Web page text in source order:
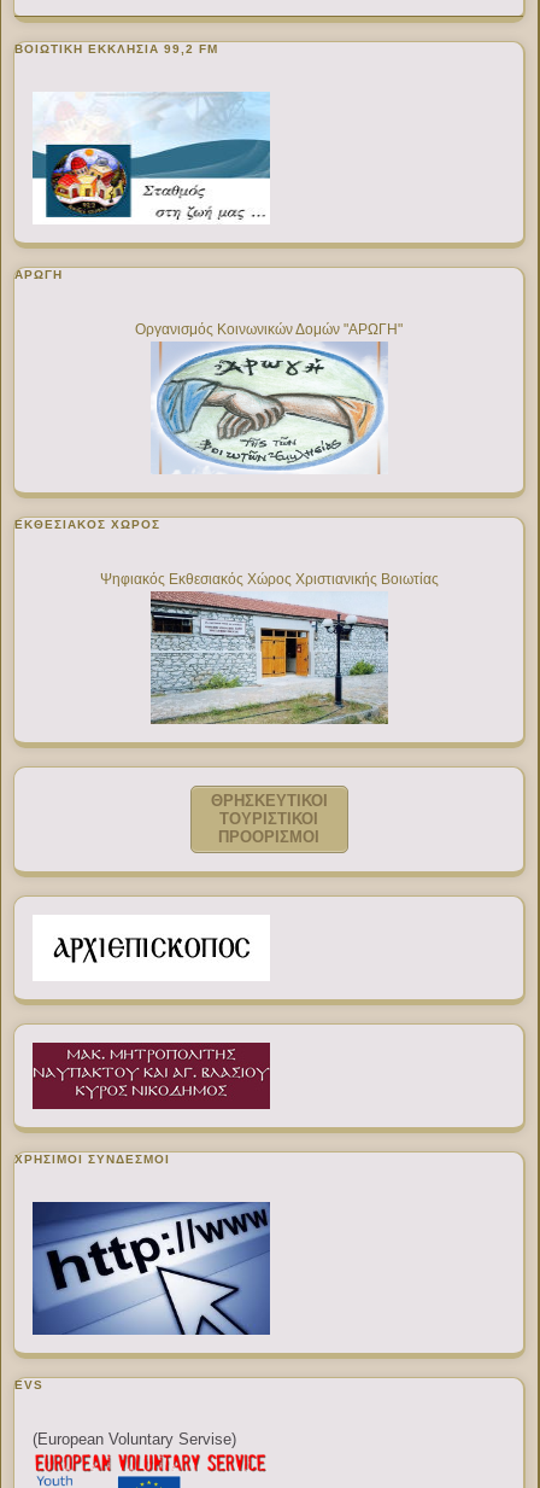
ΒΟΙΩΤΙΚΉ ΕΚΚΛΗΣΊΑ 99,2 FM
ΑΡΩΓΗ
Οργανισμός Κοινωνικών Δομών "ΑΡΩΓΗ"
ΕΚΘΕΣΙΑΚΌΣ ΧΏΡΟΣ
Ψηφιακός Εκθεσιακός Χώρος Χριστιανικής Βοιωτίας
ΘΡΗΣΚΕΥΤΙΚΟΙ
ΤΟΥΡΙΣΤΙΚΟΙ
ΠΡΟΟΡΙΣΜΟΙ
ΧΡΉΣΙΜΟΙ ΣΎΝΔΕΣΜΟΙ
EVS
(European Voluntary Servise)